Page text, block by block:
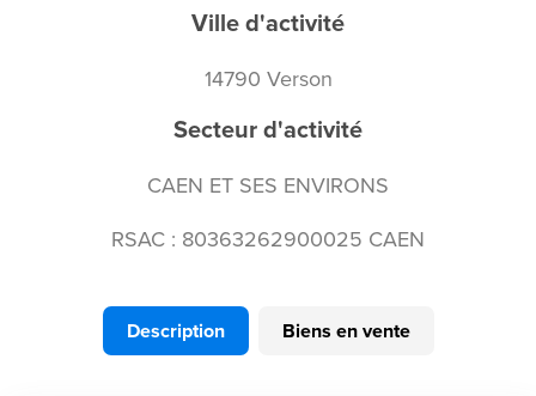
Ville d'activité
14790 Verson
Secteur d'activité
CAEN ET SES ENVIRONS
RSAC : 80363262900025 CAEN
Description Biens en vente